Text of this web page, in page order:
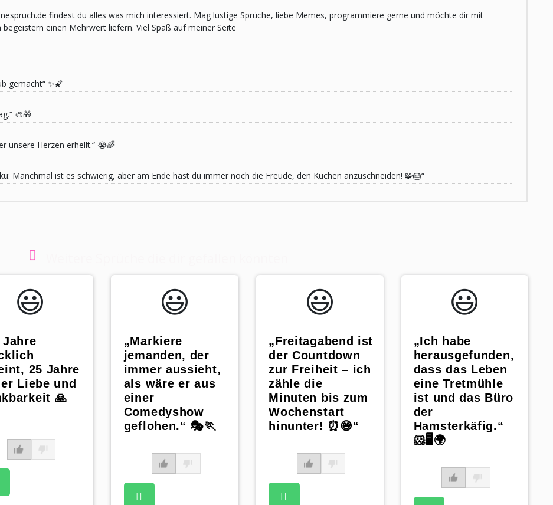
findest du alles was mich interessiert. Mag lustige Sprüche, liebe Memes, programmiere gerne und möchte dir mit
einen Mehrwert liefern. Viel Spaß auf meiner Seite
gemacht“ ✨🌠
🎨🎁
unsere Herzen erhellt.“ 😭🌈
Manchmal ist es schwierig, aber am Ende hast du immer noch die Freude, den Kuchen anzuschneiden! 🧩🎂“
😃️
Jahre
25 Jahre
Liebe und
🙏
😃️
„Markiere
jemanden, der
immer aussieht,
als wäre er aus
einer
Comedyshow
geflohen.“ 🎭🏃
😃️
„Freitagabend ist
der Countdown
zur Freiheit – ich
zähle die
Minuten bis zum
Wochenstart
hinunter! ⏰😅“
😃️
„Ich habe
herausgefunden,
dass das Leben
eine Tretmühle
ist und das Büro
der
Hamsterkäfig.“
🐹🖥️🌍